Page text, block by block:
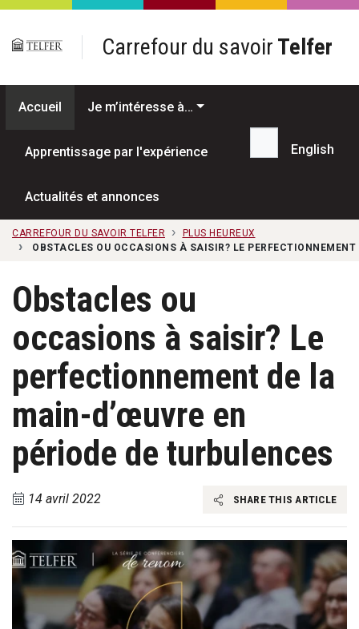
Passer au contenu principal
Carrefour du savoir Telfer
Accueil Je m’intéresse à…
Apprentissage par l'expérience
Actualités et annonces
Recherche...
English
CARREFOUR DU SAVOIR TELFER
PLUS HEUREUX
OBSTACLES OU OCCASIONS À SAISIR? LE
Obstacles ou
occasions à saisir? Le
perfectionnement de la
main-d’œuvre en
période de turbulences
14 avril 2022 SHARE THIS ARTICLE